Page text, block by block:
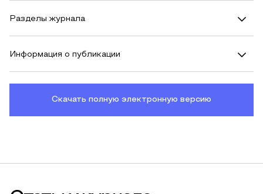
Разделы журнала
Информация о публикации
Скачать полную электронную версию